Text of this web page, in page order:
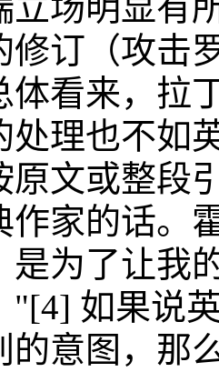
立场明显有
修订（攻击
体看来，拉
处理也不如
原文或整段
作家的话。
是为了让我
"[4] 如果说
的意图，那